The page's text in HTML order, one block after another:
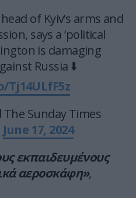
of Kyiv’s arms and
says a ‘political
is damaging
Russia ⬇️
Sunday Times
June 17, 2024
εκπαιδευμένους
αεροσκάφη»,